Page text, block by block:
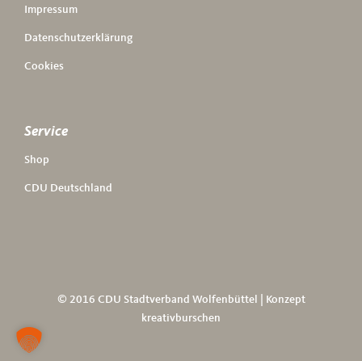
Impressum
Datenschutzerklärung
Cookies
Service
Shop
CDU Deutschland
© 2016 CDU Stadtverband Wolfenbüttel | Konzept
kreativburschen